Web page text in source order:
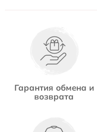
Гарантия обмена и
возврата